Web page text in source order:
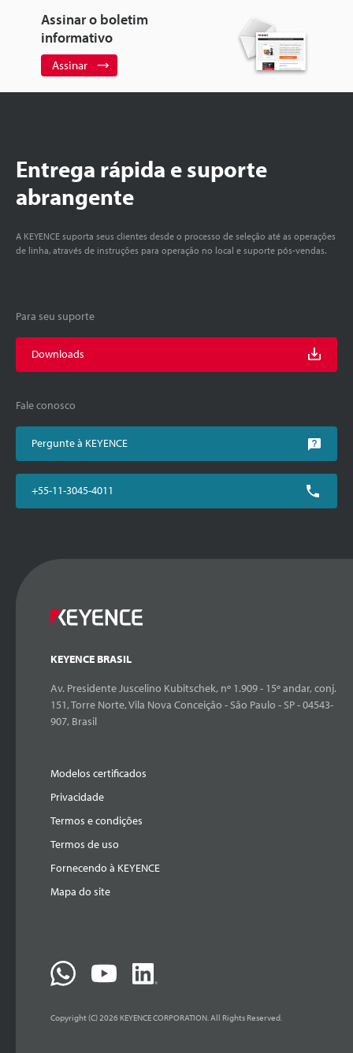
Assinar o boletim
informativo
Assinar
Entrega rápida e suporte
abrangente
A KEYENCE suporta seus clientes desde o processo de seleção até as operações
de linha, através de instruções para operação no local e suporte pós-vendas.
Para seu suporte
Downloads
Fale conosco
Pergunte à KEYENCE
+55-11-3045-4011
KEYENCE BRASIL
Av. Presidente Juscelino Kubitschek, nº 1.909 - 15º andar, conj.
151, Torre Norte, Vila Nova Conceição - São Paulo - SP - 04543-
907, Brasil
Modelos certificados
Privacidade
Termos e condições
Termos de uso
Fornecendo à KEYENCE
Mapa do site
Copyright (C) 2026 KEYENCE CORPORATION. All Rights Reserved.